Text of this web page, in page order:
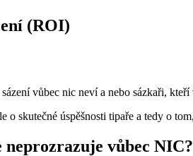
(ROI)
vůbec nic neví a nebo sázkaři,
o skutečné úspěšnosti tipaře a tedy o
vůbec NIC?